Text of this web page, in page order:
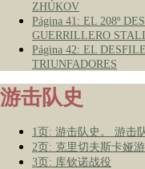
ZHÚKOV
Página 41: EL 208º
GUERRILLERO
Página 42: EL
TRIUNFADORES
游击队史
1页: 游击队史。 游击
2页: 克里切夫斯卡娅
3页: 库钦诺战役